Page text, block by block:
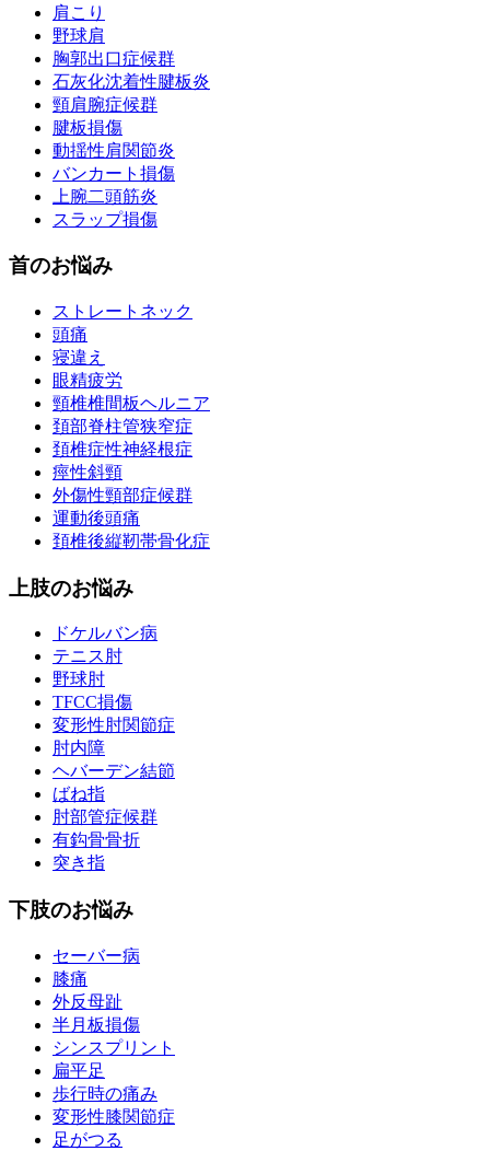
肩こり
野球肩
胸郭出口症候群
石灰化沈着性腱板炎
頸肩腕症候群
腱板損傷
動揺性肩関節炎
バンカート損傷
上腕二頭筋炎
スラップ損傷
首のお悩み
ストレートネック
頭痛
寝違え
眼精疲労
頸椎椎間板ヘルニア
頚部脊柱管狭窄症
頚椎症性神経根症
痙性斜頸
外傷性頸部症候群
運動後頭痛
頚椎後縦靭帯骨化症
上肢のお悩み
ドケルバン病
テニス肘
野球肘
TFCC損傷
変形性肘関節症
肘内障
ヘバーデン結節
ばね指
肘部管症候群
有鈎骨骨折
突き指
下肢のお悩み
セーバー病
膝痛
外反母趾
半月板損傷
シンスプリント
扁平足
歩行時の痛み
変形性膝関節症
足がつる